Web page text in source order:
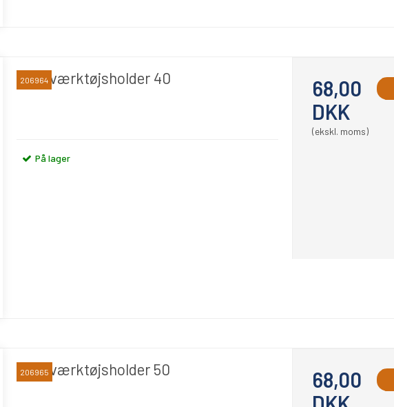
CNC værktøjsholder 40
206964
På lager
68,00
DKK
(ekskl. moms)
CNC værktøjsholder 50
206965
68,00